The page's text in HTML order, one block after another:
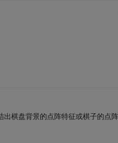
棋盘背景的点阵特征或棋子的点